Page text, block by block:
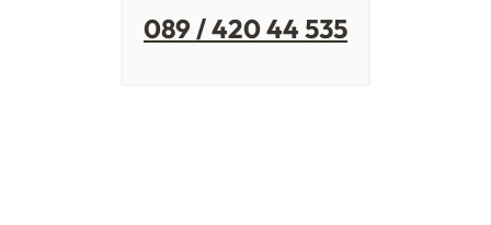
089 / 420 44 535